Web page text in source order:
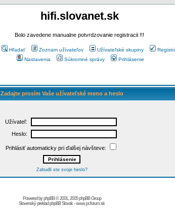
hifi.slovanet.sk
Bolo zavedene manualne potvrdzovanie registracii !!!
Hľadať Zoznam užívateľov Užívateľské skupiny
Nastavenia
Súkromné správy Prihlásenie
Zadajte prosím Vaše užívateľské meno a heslo
Užívateľ:
Heslo:
Prihlásiť automaticky pri ďalšej návšteve:
Zabudli ste svoje heslo?
Powered byphpBB© 2001, 2005 phpBB Group
Slovenský preklad phpBB Slovak-www.pcforum.sk